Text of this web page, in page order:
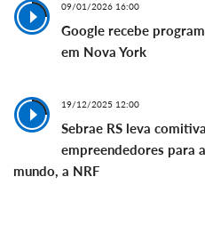
09/01/2026 16:00
Google recebe
em Nova York
19/12/2025 12:00
Sebrae RS leva
empreendedores para
mundo, a NRF